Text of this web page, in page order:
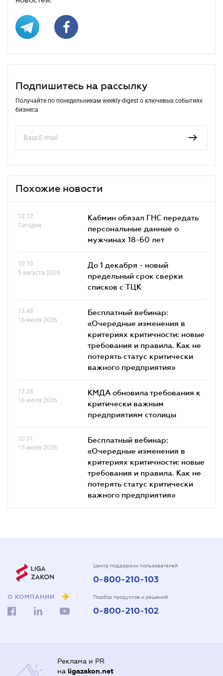
Подпишитесь на рассылку
Получайте по понедельникам weekly-digest о ключевых событиях
бизнеса
Похожие новости
12.12
Сегодня
Кабмин обязал ГНС передать
персональные данные о
мужчинах 18-60 лет
10.10
5 августа 2026
До 1 декабря - новый
предельный срок сверки
списков c ТЦК
13.48
16 июля 2026
Бесплатный вебинар:
«Очередные изменения в
критериях критичности: новые
требования и правила. Как не
потерять статус критически
важного предприятия»
12.28
16 июля 2026
КМДА обновила требования к
критически важным
предприятиям столицы
10.01
15 июля 2026
Бесплатный вебинар:
«Очередные изменения в
критериях критичности: новые
требования и правила. Как не
потерять статус критически
важного предприятия»
О КОМПАНИИ
Центр поддержки пользователей
0-800-210-103
Подбор продуктов и решений
0-800-210-102
Реклама и PR
на ligazakon.net